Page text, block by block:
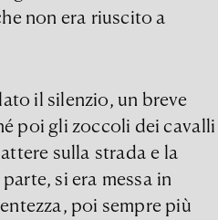
non era riuscito a
il silenzio, un breve
poi gli zoccoli dei cavalli
sulla strada e la
si era messa in
poi sempre più